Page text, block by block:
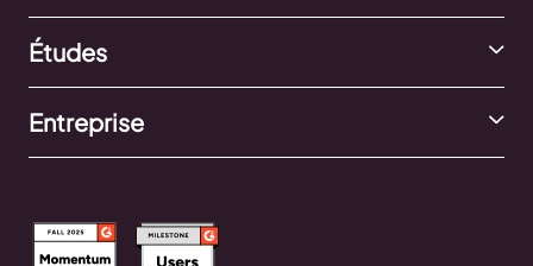
Études
Entreprise